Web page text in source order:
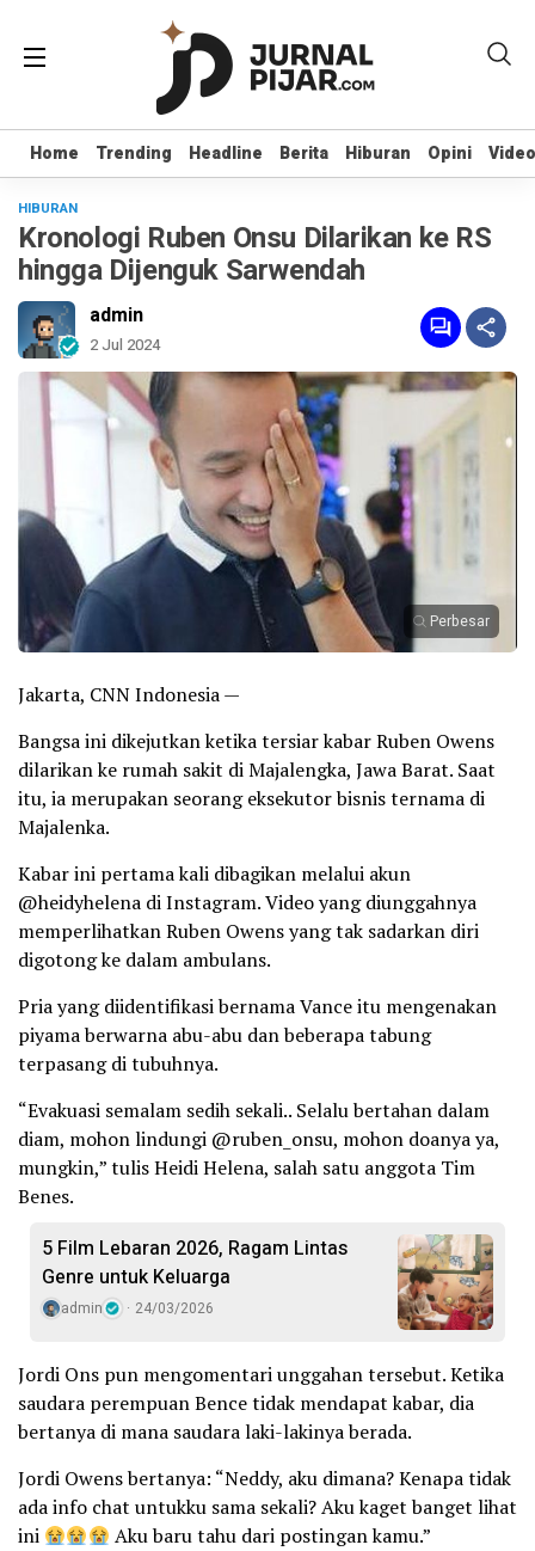
Home Trending Headline Berita Hiburan Opini Video
Home Trending Headline Berita Hiburan Opini Video
HIBURAN
Kronologi Ruben Onsu Dilarikan ke RS
hingga Dijenguk Sarwendah
admin
2 Jul 2024
Perbesar
Jakarta, CNN Indonesia —
Bangsa ini dikejutkan ketika tersiar kabar Ruben Owens
dilarikan ke rumah sakit di Majalengka, Jawa Barat. Saat
itu, ia merupakan seorang eksekutor bisnis ternama di
Majalenka.
Kabar ini pertama kali dibagikan melalui akun
@heidyhelena di Instagram. Video yang diunggahnya
memperlihatkan Ruben Owens yang tak sadarkan diri
digotong ke dalam ambulans.
Pria yang diidentifikasi bernama Vance itu mengenakan
piyama berwarna abu-abu dan beberapa tabung
terpasang di tubuhnya.
“Evakuasi semalam sedih sekali.. Selalu bertahan dalam
diam, mohon lindungi @ruben_onsu, mohon doanya ya,
mungkin,” tulis Heidi Helena, salah satu anggota Tim
Benes.
5 Film Lebaran 2026, Ragam Lintas
Genre untuk Keluarga
admin 24/03/2026
Jordi Ons pun mengomentari unggahan tersebut. Ketika
saudara perempuan Bence tidak mendapat kabar, dia
bertanya di mana saudara laki-lakinya berada.
Jordi Owens bertanya: “Neddy, aku dimana? Kenapa tidak
ada info chat untukku sama sekali? Aku kaget banget lihat
ini
Aku baru tahu dari postingan kamu.”